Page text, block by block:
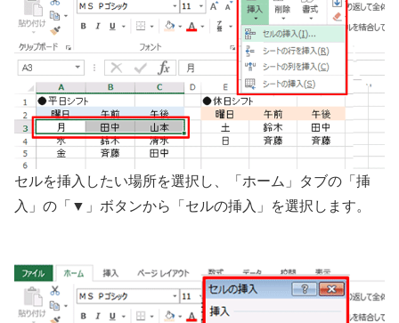
セルを挿入したい場所を選択し、「ホーム」タブの「挿
入」の「▼」ボタンから「セルの挿入」を選択します。